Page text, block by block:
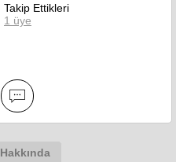
Takip Ettikleri
1 üye
Hakkında